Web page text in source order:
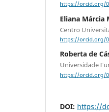
https://orcid.org/
Eliana
Centro
https://orcid.org/
Roberta de
Universidade
https://orcid.org/
DOI: https://